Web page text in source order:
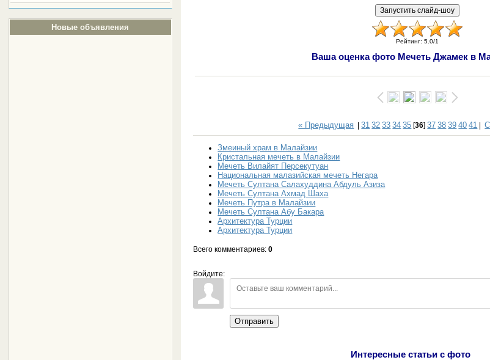
Новые объявления
Рейтинг: 5.0/1
Ваша оценка фото Мечеть Джамек в
« Предыдущая |31 32 33 34 35 [36]37 38 39 40 41 |
Змеиный храм в Малайзии
Кристальная мечеть в Малайзии
Мечеть Вилайят Персекутуан
Национальная малазийская мечеть Негара
Мечеть Султана Салахуддина Абдуль Азиза
Мечеть Султана Ахмад Шаха
Мечеть Путра в Малайзии
Мечеть Султана Абу Бакара
Архитектура Турции
Архитектура Турции
Всего комментариев:0
Войдите:
Отправить
Интересные статьи с фото